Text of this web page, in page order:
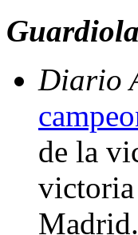
Diario
de la
victoria